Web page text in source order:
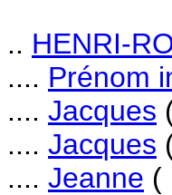
.. HENRI-
.... Prénom
.... Jacques
.... Jacques
.... Jeanne (